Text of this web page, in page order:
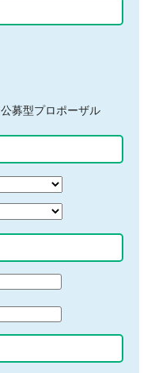
公募型プロポーザル